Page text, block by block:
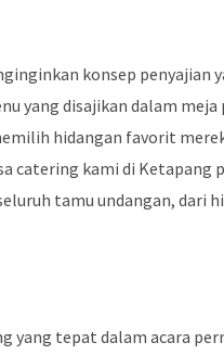
konsep penyajian
yang disajikan dalam meja
hidangan favorit
catering kami di Ketapang
tamu undangan, dari
yang tepat dalam acara